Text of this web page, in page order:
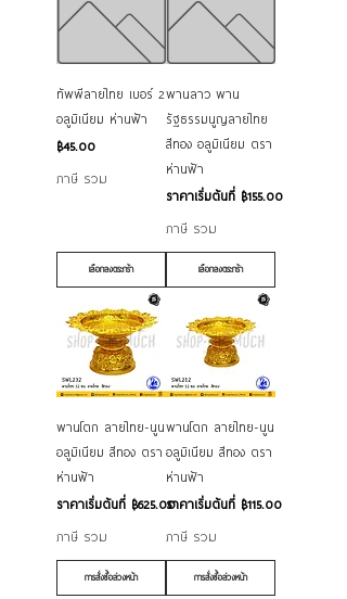
ทัพพีลายไทย เบอร์ 2
อลูมิเนียม ห่านฟ้า
ราคา
฿45.00
ภาษี รวม
เลือกลงตระกร้า
พานลาว พาน
รัฐธรรมนูญลายไทย
สีทอง อลูมิเนียม ตรา
ห่านฟ้า
ราคาเริ่มต้นที่ ฿155.00
ราคาขายลด
ภาษี รวม
เลือกลงตระกร้า
พานโตก ลายไทย-นูน
อลูมิเนียม สีทอง ตรา
ห่านฟ้า
ราคาเริ่มต้นที่ ฿625.00
ราคาขายลด
ภาษี รวม
การสั่งซื้อล่วงหน้า
พานโตก ลายไทย-นูน
อลูมิเนียม สีทอง ตรา
ห่านฟ้า
ราคาเริ่มต้นที่ ฿115.00
ราคาขายลด
ภาษี รวม
การสั่งซื้อล่วงหน้า